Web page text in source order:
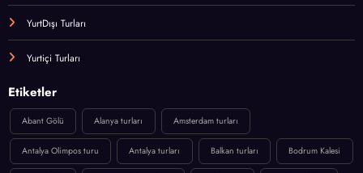
YurtDışı Turları
Yurtiçi Turları
Etiketler
Abant Gölü Alanya turları Amsterdam turları
Antalya Olimpos turu Antalya turları Balkan turları Bodrum Kalesi